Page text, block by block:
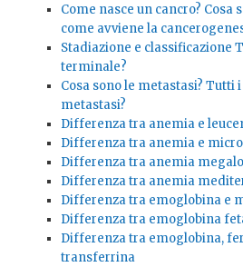
Come nasce un cancro? Cosa
come avviene la
Stadiazione e classificazione
terminale?
Cosa sono le metastasi? Tutti
metastasi?
Differenza tra anemia e
Differenza tra anemia e
Differenza tra anemia
Differenza tra anemia
Differenza tra emoglobina e
Differenza tra emoglobina
Differenza tra emoglobina,
transferrina